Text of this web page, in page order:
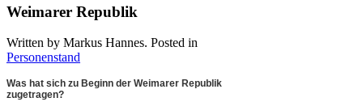
Weimarer Republik
Written by Markus Hannes. Posted in
Personenstand
Was hat sich zu Beginn der Weimarer Republik
zugetragen?